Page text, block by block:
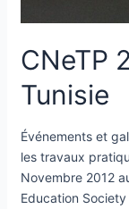
CNeTP
Tunisie
Événements et
les travaux
Novembre 2012
Education